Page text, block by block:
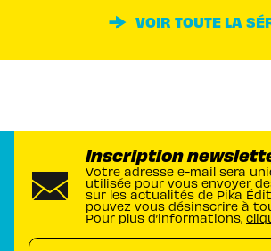
VOIR TOUTE LA
Inscription
Votre adresse e-mail sera
utilisée pour vous envoyer
sur les actualités de Pika
pouvez vous désinscrire à
Pour plus d’informations,